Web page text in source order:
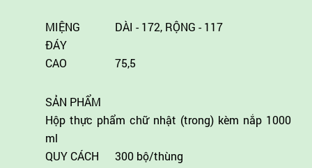
MIỆNG
DÀI - 172, RỘNG - 117
ĐÁY
CAO
75,5
SẢN PHẨM
Hộp thực phẩm chữ nhật (trong) kèm nắp 1000
ml
QUY CÁCH
300 bộ/thùng